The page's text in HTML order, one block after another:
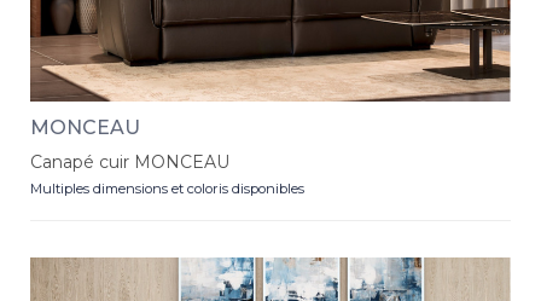
MONCEAU
Canapé cuir MONCEAU
Multiples dimensions et coloris disponibles